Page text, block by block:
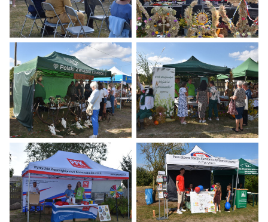
Dożynki 2024 Dożynki 2024
Dożynki 2024 Dożynki 2024